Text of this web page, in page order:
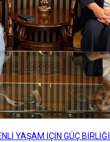
YAŞAM İÇİN GÜÇ BİRLİĞİ